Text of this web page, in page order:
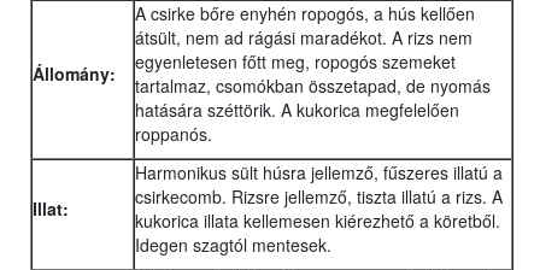
Állomány:
A csirke bőre enyhén ropogós, a hús kellően
átsült, nem ad rágási maradékot. A rizs nem
egyenletesen főtt meg, ropogós szemeket
tartalmaz, csomókban összetapad, de nyomás
hatására széttörik. A kukorica megfelelően
roppanós.
Illat:
Harmonikus sült húsra jellemző, fűszeres illatú a
csirkecomb. Rizsre jellemző, tiszta illatú a rizs. A
kukorica illata kellemesen kiérezhető a köretből.
Idegen szagtól mentesek.